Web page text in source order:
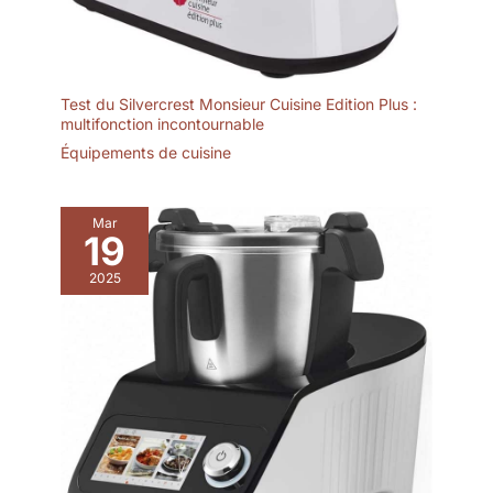
Test du Silvercrest Monsieur Cuisine Edition Plus :
multifonction incontournable
Équipements de cuisine
Mar
19
2025